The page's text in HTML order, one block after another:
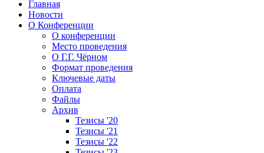
Главная
Новости
О Конференции
О конференции
Место проведения
О Г.Г. Чёрном
Формат проведения
Ключевые даты
Оплата
Файлы
Архив
Тезисы '20
Тезисы '21
Тезисы '22